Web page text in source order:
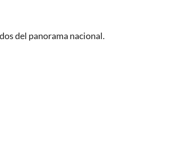
del panorama nacional.